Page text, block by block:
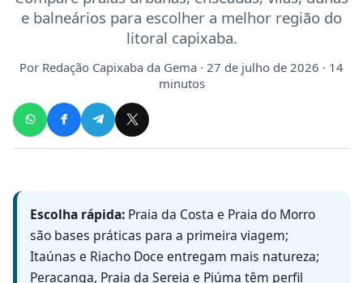
e balneários para escolher a melhor região do
litoral capixaba.
Por Redação Capixaba da Gema · 27 de julho de 2026 · 14
minutos
Escolha rápida: Praia da Costa e Praia do Morro
são bases práticas para a primeira viagem;
Itaúnas e Riacho Doce entregam mais natureza;
Peracanga, Praia da Sereia e Piúma têm perfil